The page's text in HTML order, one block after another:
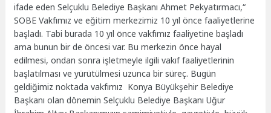
ifade eden Selçuklu Belediye Başkanı Ahmet Pekyatırmacı,“
SOBE Vakfımız ve eğitim merkezimiz 10 yıl önce faaliyetlerine
başladı. Tabi burada 10 yıl önce vakfımız faaliyetine başladı
ama bunun bir de öncesi var. Bu merkezin önce hayal
edilmesi, ondan sonra işletmeyle ilgili vakıf faaliyetlerinin
başlatılması ve yürütülmesi uzunca bir süreç. Bugün
geldiğimiz noktada vakfımız Konya Büyükşehir Belediye
Başkanı olan dönemin Selçuklu Belediye Başkanı Uğur